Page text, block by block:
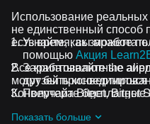
Использование
не единственный способ
есть время, вы можете
Узнайте, как
помощью Акция
Зарабатывайте the
друзей присоединиться
Получайте
Все криптовалютные
могут быть
Конвертера Bitget, Bitget
Показать больше